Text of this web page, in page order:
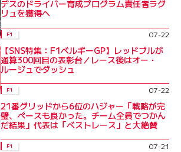
デスのドライバー育成プログラム責任者ラグ
リュを獲得へ
F1 07-22
【SNS特集：F1ベルギーGP】レッドブルが
通算300回目の表彰台／レース後はオー・
ルージュでダッシュ
F1 07-22
21番グリッドから6位のハジャー「戦略が完
璧、ペースも良かった。チーム全員でつかん
だ結果」代表は「ベストレース」と大絶賛
F1 07-21